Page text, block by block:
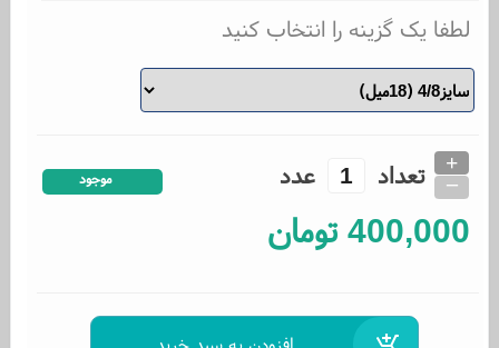
لطفا یک گزینه را انتخاب کنید
تعداد +
_ عدد موجود
400,000 تومان